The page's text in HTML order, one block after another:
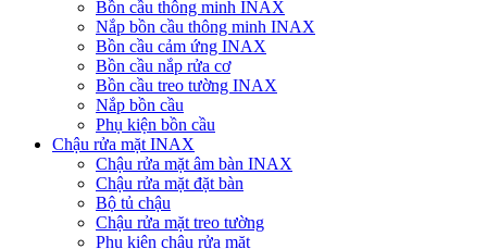
Bồn cầu thông minh INAX
Nắp bồn cầu thông minh INAX
Bồn cầu cảm ứng INAX
Bồn cầu nắp rửa cơ
Bồn cầu treo tường INAX
Nắp bồn cầu
Phụ kiện bồn cầu
Chậu rửa mặt INAX
Chậu rửa mặt âm bàn INAX
Chậu rửa mặt đặt bàn
Bộ tủ chậu
Chậu rửa mặt treo tường
Phụ kiện chậu rửa mặt